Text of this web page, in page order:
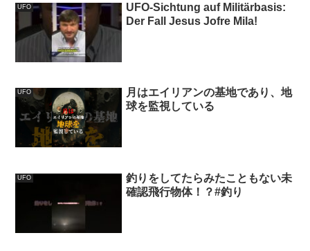
UFO
UFO-Sichtung auf Militärbasis:
Der Fall Jesus Jofre Mila!
UFO
月はエイリアンの基地であり、地
球を監視している
UFO
釣りをしてたらみたこともない未
確認飛行物体！？#釣り